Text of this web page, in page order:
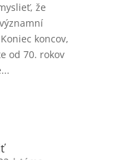
že
koncov,
od 70. rokov